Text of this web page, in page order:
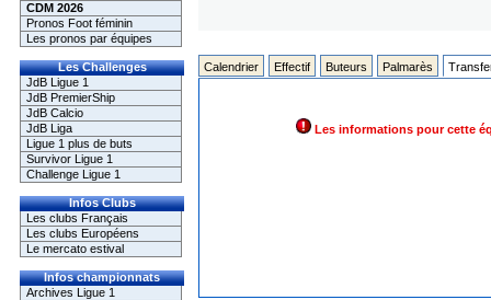
CDM 2026
Pronos Foot féminin
Les pronos par équipes
Les Challenges
JdB Ligue 1
JdB PremierShip
JdB Calcio
JdB Liga
Ligue 1 plus de buts
Survivor Ligue 1
Challenge Ligue 1
Infos Clubs
Les clubs Français
Les clubs Européens
Le mercato estival
Infos championnats
Archives Ligue 1
Calendrier Effectif Buteurs Palmarès
Les informations pour cette